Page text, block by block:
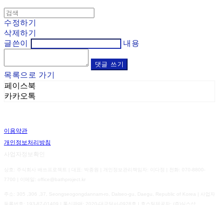
수정하기
삭제하기
글쓴이
내용
댓글 쓰기
목록으로 가기
페이스북
카카오톡
이용약관
개인정보처리방침
사업자정보확인
상호: 주식회사 배쓰프로젝트 | 대표: 박종원 | 개인정보관리책임자: 이다정 | 전화: 070-8800-
7700 | 이메일: office@bathproject.kr
주소: 305 ,306 ,37, Seongseogongdannam-ro, Dalseo-gu, Daegu, Republic of Korea | 사업자
193-87-01409 2020-대구달서-0928호 | 호스팅제공자: (주)식스샵